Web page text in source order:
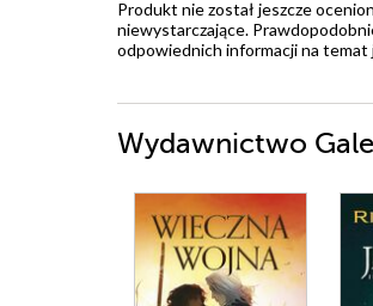
Produkt nie został jeszcze
niewystarczające.
odpowiednich informacji na temat
Wydawnictwo